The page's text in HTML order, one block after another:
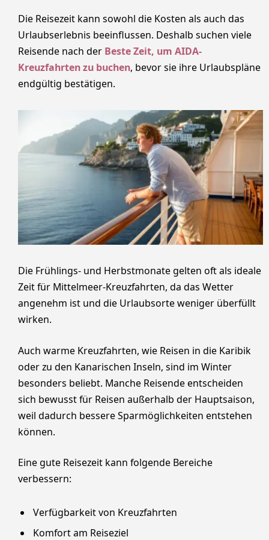
Die Reisezeit kann sowohl die Kosten als auch das
Urlaubserlebnis beeinflussen. Deshalb suchen viele
Reisende nach der Beste Zeit, um AIDA-
Kreuzfahrten zu buchen, bevor sie ihre Urlaubspläne
endgültig bestätigen.
Die Frühlings- und Herbstmonate gelten oft als ideale
Zeit für Mittelmeer-Kreuzfahrten, da das Wetter
angenehm ist und die Urlaubsorte weniger überfüllt
wirken.
Auch warme Kreuzfahrten, wie Reisen in die Karibik
oder zu den Kanarischen Inseln, sind im Winter
besonders beliebt. Manche Reisende entscheiden
sich bewusst für Reisen außerhalb der Hauptsaison,
weil dadurch bessere Sparmöglichkeiten entstehen
können.
Eine gute Reisezeit kann folgende Bereiche
verbessern:
Verfügbarkeit von Kreuzfahrten
Komfort am Reiseziel